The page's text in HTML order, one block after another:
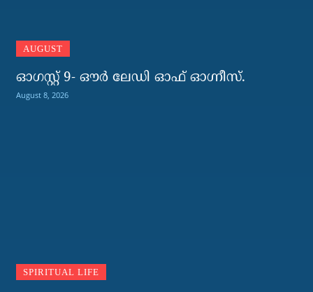
AUGUST
ഓഗസ്റ്റ് 9- ഔര്‍ ലേഡി ഓഫ് ഓഗ്നീസ്.
August 8, 2026
SPIRITUAL LIFE